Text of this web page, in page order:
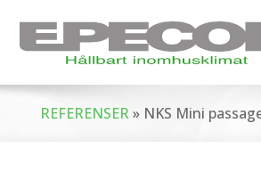
REFERENSER» NKS Mini